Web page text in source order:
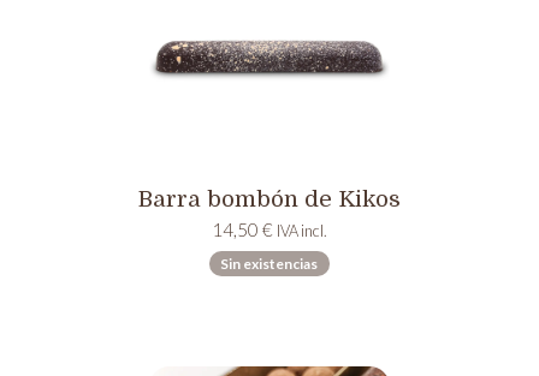
Barra bombón de Kikos
14,50 € IVA incl.
Sin existencias